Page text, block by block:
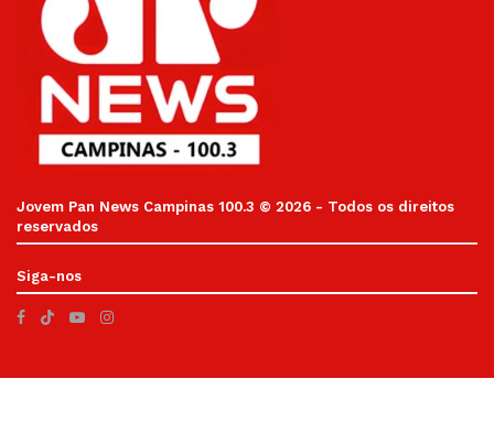
Jovem Pan News Campinas 100.3 © 2026 - Todos os direitos
reservados
Siga-nos